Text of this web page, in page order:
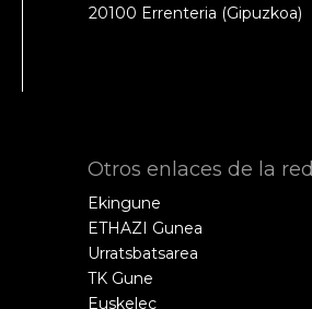
20100 Errenteria (Gipuzkoa)
Otros enlaces de la red
Ekingune
ETHAZI Gunea
Urratsbatsarea
TK Gune
Euskelec